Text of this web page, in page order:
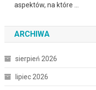
aspektów, na które …
ARCHIWA
sierpień 2026
lipiec 2026